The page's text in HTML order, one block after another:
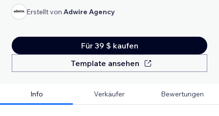
Erstellt von Adwire Agency
Für 39 $ kaufen
Template ansehen
Info Verkäufer Bewertungen